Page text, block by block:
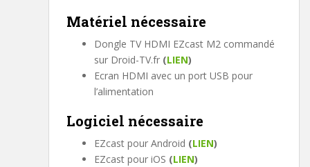
Matériel nécessaire
Dongle TV HDMI EZcast M2 commandé
sur Droid-TV.fr (LIEN)
Ecran HDMI avec un port USB pour
l’alimentation
Logiciel nécessaire
EZcast pour Android (LIEN)
EZcast pour iOS (LIEN)